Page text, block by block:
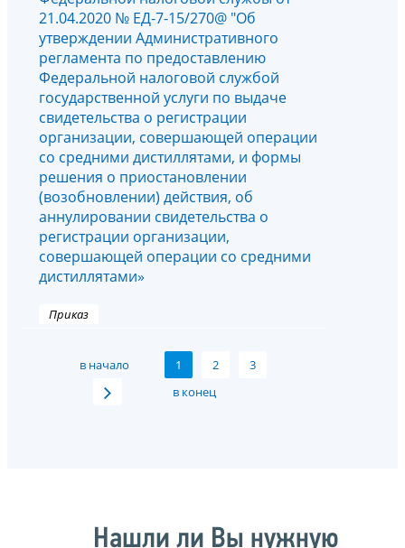
21.04.2020 № ЕД-7-15/270@ "Об
утверждении Административного
регламента по предоставлению
Федеральной налоговой службой
государственной услуги по выдаче
свидетельства о регистрации
организации, совершающей операции
со средними дистиллятами, и формы
решения о приостановлении
(возобновлении) действия, об
аннулировании свидетельства о
регистрации организации,
совершающей операции со средними
дистиллятами»
Приказ
в начало 1 2
3
в конец
Нашли ли Вы нужную